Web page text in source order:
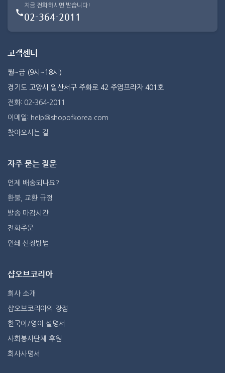
지금 전화하시면 받습니다!
02-364-2011
고객센터
월~금 (9시~18시)
경기도 고양시 일산서구 주화로 42 주엽프라자 401호
전화: 02-364-2011
이메일: help@shopofkorea.com
찾아오시는 길
자주 묻는 질문
언제 배송되나요?
환불, 교환 규정
발송 마감시간
전화주문
인쇄 신청방법
샵오브코리아
회사 소개
샵오브코리아의 장점
한국어/영어 설명서
사회봉사단체 후원
회사사명서